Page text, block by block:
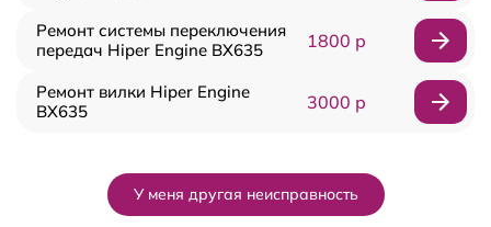
Ремонт системы переключения
передач Hiper Engine BX635
1800 р
Ремонт вилки Hiper Engine
BX635
3000 р
У меня другая неисправность